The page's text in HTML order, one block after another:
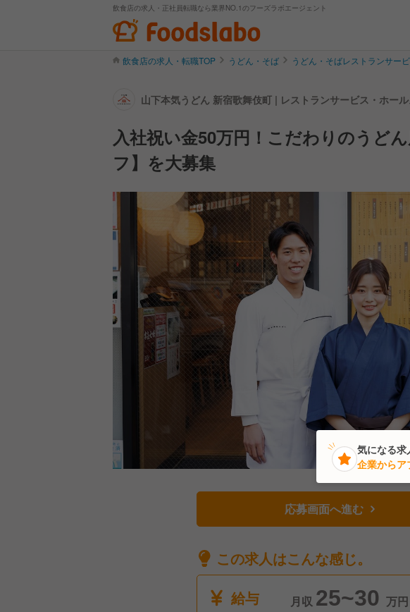
飲食店の求人・正社員転職なら業界NO.1のフーズラボエージェント
飲食店の求人・転職TOP うどん・そば うどん・そばレストランサー
山下本気うどん 新宿歌舞伎町 | レストランサービス・ホー
入社祝い金50万円！こだわりのうど
フ】を大募集
応募画面へ進む
この求人はこんな感じ。
給与
月収 25~30 万円
気になる求
企業からア